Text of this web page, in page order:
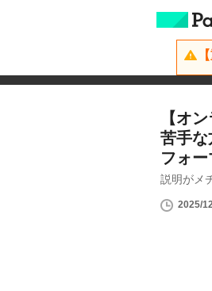
【オ
苦手な
フォ
説明がメ
2025/